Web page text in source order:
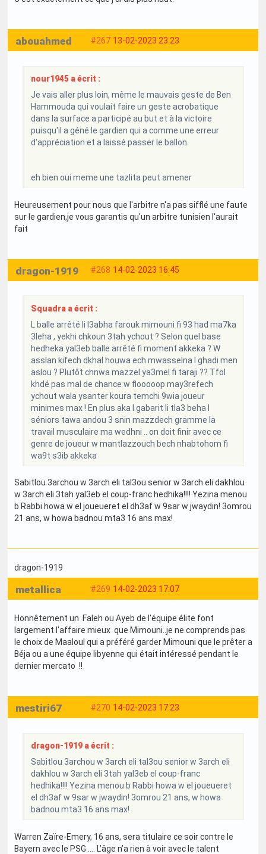
#267 13-02-2023 23:23
abouahmed
nour1945 a écrit :
Je vais aller plus loin, même le mauvais geste de Ben
Hammouda qui voulait faire un geste acrobatique
dans la surface a participé au but et à la victoire
puisqu'il a géné le gardien qui a comme une erreur
d'appréciation et a laissé passer le ballon.
eh bien oui meme une tazlita peut amener
Heureusement pour nous que l'arbitre n'a pas sifflé une faute
sur le gardien,je vous garantis qu'un arbitre tunisien l'aurait
fait
#268 14-02-2023 16:45
dragon-1919
Squadra a écrit :
L balle arrêté li l3abha farouk mimouni fi 93 had ma7ka
3leha , yekhi chkoun 3tah ychout ? Selon quel base
hedheka yal3eb balle arrêté fi moment akkeka ? W
asslan kifech dkhal houwa ech mwasselna l ghadi men
aslou ? Plutôt chnwa mazzel ya3mel fi taraji ?? Tfol
khdé pas mal de chance w flooooop may3refech
ychout wala ysanter koura temchi 9wia joueur
minimes max ! En plus aka l gabarit li tla3 beha l
séniors tawa andou 3 snin mazzdech gramme la
travail musculaire ma wedhni .. on doit finir avec ce
genre de joueur w mantlazzouch bech nhabtohom fi
wa9t s3ib akkeka
Sabitlou 3archou w 3arch eli tal3ou senior w 3arch eli dakhlou
w 3arch eli 3tah yal3eb el coup-franc hedhika!!!! Yezina menou
b Rabbi howa w el joueueret el dh3af w 9sar w jwaydin! 3omrou
21 ans, w howa badnou mta3 16 ans max!
dragon-1919
#269 14-02-2023 17:07
metallica
Honnêtement un Faleh ou Ayeb de l'équipe élite font
largement l'affaire mieux que Mimouni..je ne comprends pas
le choix de Maaloul qui a préféré garder Mimouni que le prêter a
Béja ou a une équipe libyenne qui était intéressé pendant le
dernier mercato !!
#270 14-02-2023 17:23
mestiri67
dragon-1919 a écrit :
Sabitlou 3archou w 3arch eli tal3ou senior w 3arch eli
dakhlou w 3arch eli 3tah yal3eb el coup-franc
hedhika!!!! Yezina menou b Rabbi howa w el joueueret
el dh3af w 9sar w jwaydin! 3omrou 21 ans, w howa
badnou mta3 16 ans max!
Warren Zaïre-Emery, 16 ans, sera titulaire ce soir contre le
Bayern avec le PSG …. L’âge n’a rien à voir avec le talent